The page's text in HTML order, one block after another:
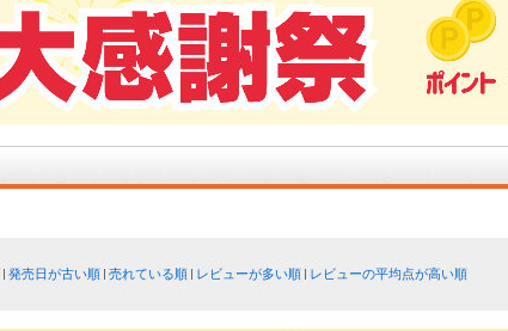
発売日が古い順 売れている順 レビューが多い順
レビューの平均点が高い順